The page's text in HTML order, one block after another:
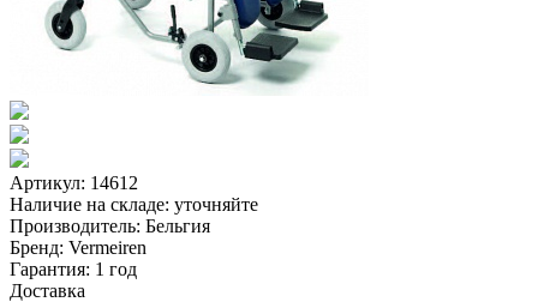
Артикул: 14612
Наличие на складе: уточняйте
Производитель: Бельгия
Бренд: Vermeiren
Гарантия: 1 год
Доставка